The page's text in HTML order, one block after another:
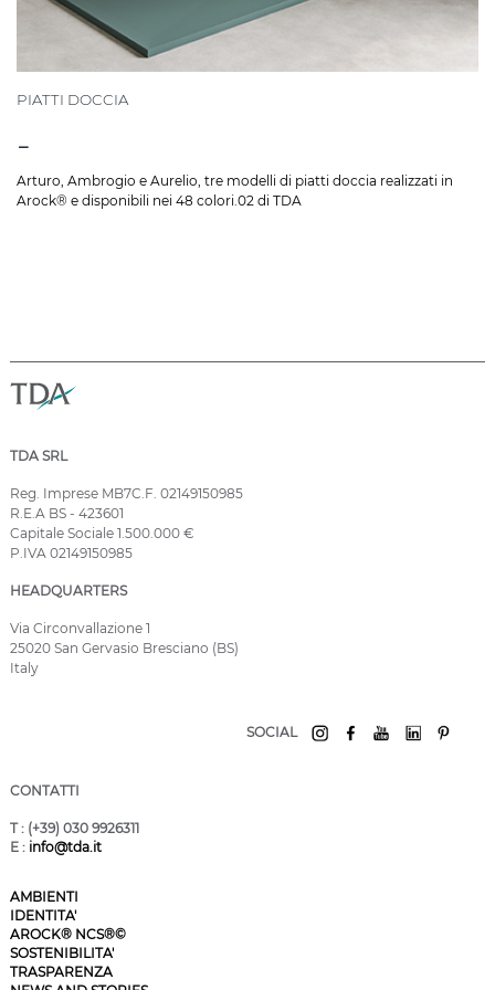
PIATTI DOCCIA
-
Arturo, Ambrogio e Aurelio, tre modelli di piatti doccia realizzati in
Arock® e disponibili nei 48 colori.02 di TDA
TDA SRL
Reg. Imprese MB7C.F. 02149150985
R.E.A BS - 423601
Capitale Sociale 1.500.000 €
P.IVA 02149150985
HEADQUARTERS
Via Circonvallazione 1
25020 San Gervasio Bresciano (BS)
Italy
SOCIAL
CONTATTI
T: (+39) 030 9926311
E : info@tda.it
AMBIENTI
IDENTITA'
AROCK® NCS®©
SOSTENIBILITA'
TRASPARENZA